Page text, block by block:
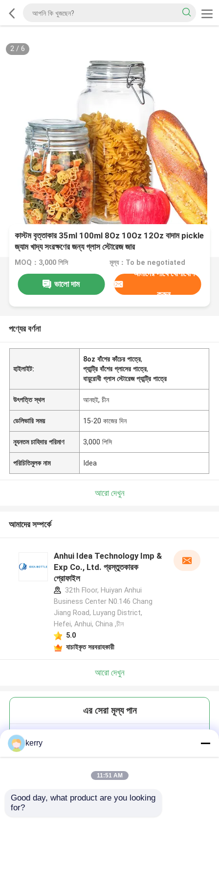
2/ 6
কাস্টম বৃত্তাকার 35ml 100ml 8Oz 10Oz 12Oz বাদাম pickle
জ্যাম খাদ্য সংরক্ষণের জন্য গ্লাস স্টোরেজ জার
MOQ：3,000 পিসি মূল্য：To be negotiated
ভালো দাম
আমাদের সাথে যোগাযোগ
করুন
পণ্যের বর্ণনা
হাইলাইট:
8oz বাঁশের কাঁচের পাত্রে,
প্যান্ট্রি বাঁশের গ্লাসের পাত্রে,
বায়ুরোধী গ্লাস স্টোরেজ প্যান্ট্রি পাত্রে
উৎপত্তি স্থল আনহুই, চীন
ডেলিভারি সময় 15-20 কাজের দিন
ন্যূনতম চাহিদার পরিমাণ 3,000 পিসি
পরিচিতিমুলক নাম Idea
আরো দেখুন
আমাদের সম্পর্কে
Anhui Idea Technology Imp &
Exp Co., Ltd. প্রস্তুতকারক
প্রোফাইল
32th Floor, Huiyan Anhui
Business Center N0.146 Chang
Jiang Road, Luyang District,
Hefei, Anhui, China ,চীন
5.0
যাচাইকৃত সরবরাহকারী
আরো দেখুন
এর সেরা মূল্য পান
kerry
11:51 AM
Good day, what product are you looking
for?